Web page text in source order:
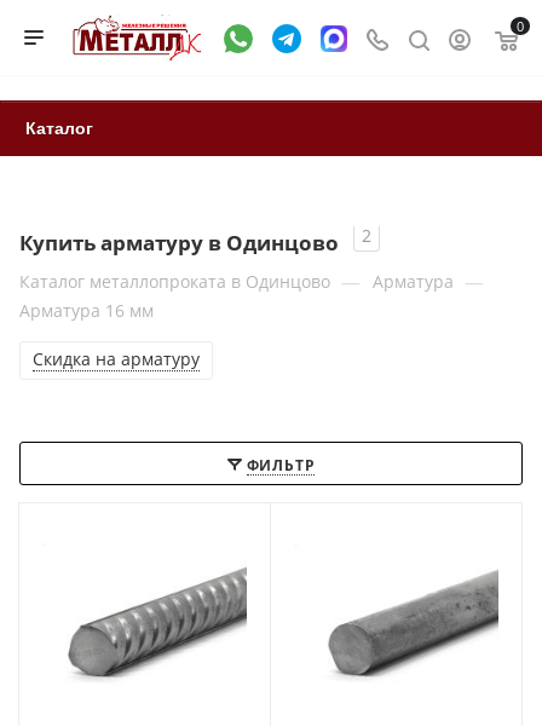
0
Каталог
Купить арматуру в Одинцово
2
Каталог металлопроката в Одинцово — Арматура —
Арматура 16 мм
Скидка на арматуру
ФИЛЬТР